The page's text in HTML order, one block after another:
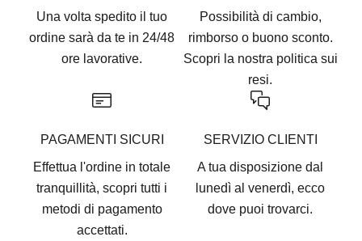
Una volta spedito il tuo
ordine sarà da te in 24/48
ore lavorative.
Possibilità di cambio,
rimborso o buono sconto.
Scopri la nostra politica sui
resi.
PAGAMENTI SICURI
Effettua l'ordine in totale
tranquillità, scopri tutti i
metodi di pagamento
accettati.
SERVIZIO CLIENTI
A tua disposizione dal
lunedì al venerdì, ecco
dove puoi trovarci.